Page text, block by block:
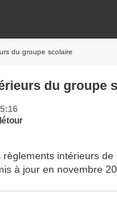
du groupe scolaire
du groupe
règlements intérieurs
à jour en novembre